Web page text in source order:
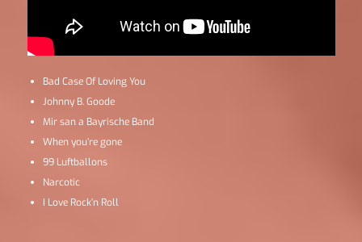
Bad Case Of Loving You
Johnny B. Goode
Mir san a Bayrische Band
When you’re gone
99 Luftballons
Narcotic
I Love Rock’n Roll